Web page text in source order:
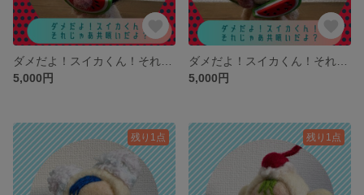
5,000円
5,000円
残り1点 残り1点